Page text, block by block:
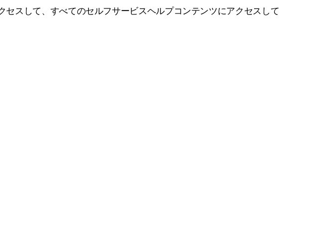
スして、すべてのセルフサービスヘルプコンテンツにアクセスして